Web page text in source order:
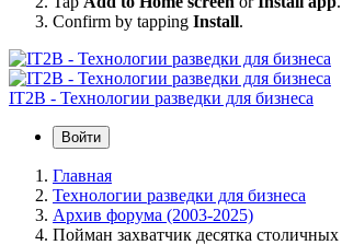
Confirm by tapping Install.
IT2B - Технологии разведки для бизнеса
Войти
Главная
Технологии разведки для бизнеса
Архив форума (2003-2025)
Пойман захватчик десятка